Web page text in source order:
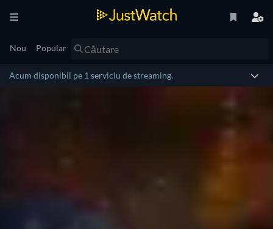
Nou Popular
Acum disponibil pe 1 serviciu de streaming.